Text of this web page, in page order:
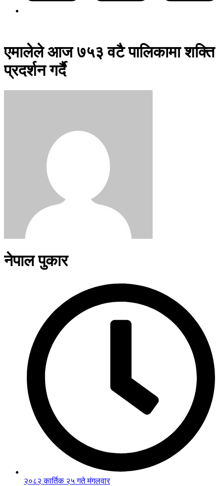
एमालेले आज ७५३ वटै पालिकामा शक्ति
प्रदर्शन गर्दै
नेपाल पुकार
२०८२ कार्तिक २५ गते मंगलवार